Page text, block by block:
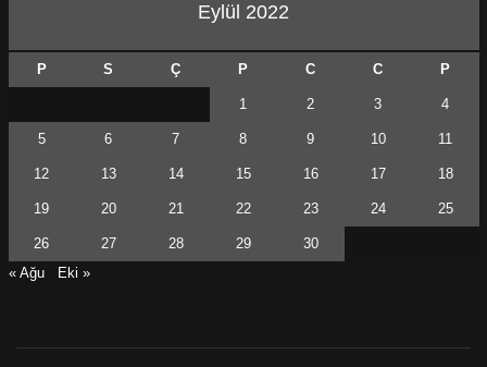
Eylül 2022
P S Ç P C C P
1 2 3 4
5 6 7 8 9 10 11
12 13 14 15 16 17 18
19 20 21 22 23 24 25
26 27 28 29
30
« Ağu
Eki »